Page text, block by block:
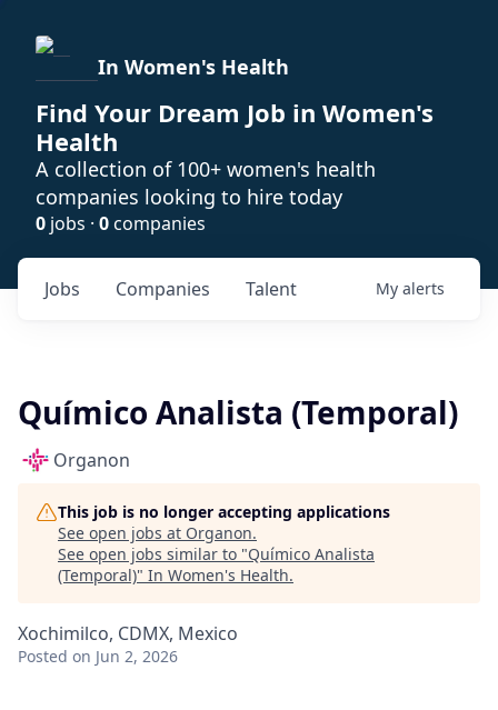
In Women's Health
Find Your Dream Job in Women's
Health
A collection of 100+ women's health
companies looking to hire today
0 jobs · 0companies
Jobs Companies Talent My alerts
Químico Analista (Temporal)
Organon
This job is no longer accepting applications
See open jobs at Organon.
See open jobs similar to "Químico Analista
(Temporal)" In Women's Health.
Xochimilco, CDMX, Mexico
Posted on Jun 2, 2026